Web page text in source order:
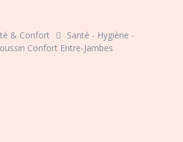
& Confort
Santé - Hygiène -
Confort Entre-Jambes